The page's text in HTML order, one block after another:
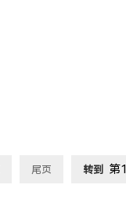
尾页 转到